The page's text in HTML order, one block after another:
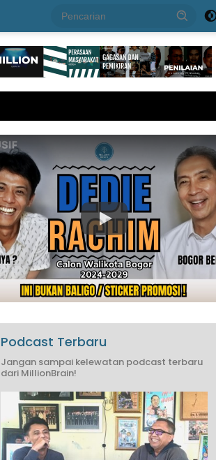
Podcast Terbaru
Jangan sampai kelewatan podcast terbaru
dari MillionBrain!